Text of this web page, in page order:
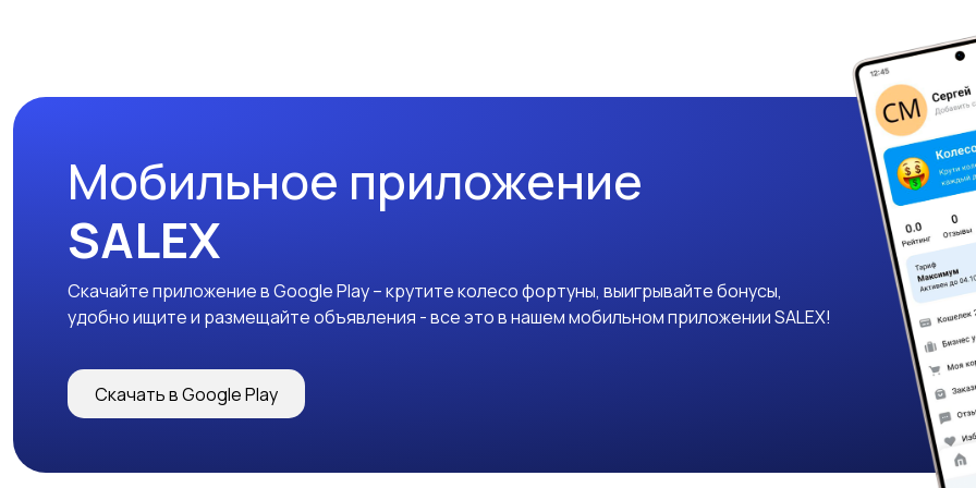
Мобильное приложение
SALEX
Скачайте приложение в Google Play – крутите колесо фортуны, выигрывайте бонусы,
удобно ищите и размещайте объявления - все это в нашем мобильном приложении SALEX!
Скачать в Google Play